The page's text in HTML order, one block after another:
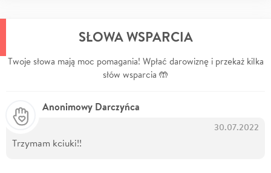
SŁOWA WSPARCIA
Twoje słowa mają moc pomagania! Wpłać darowiznę i przekaż kilka
słów wsparcia 🤲
Anonimowy Darczyńca
30.07.2022
Trzymam kciuki!!